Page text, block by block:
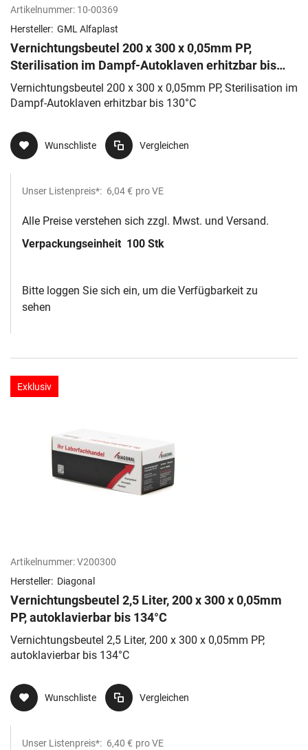
Artikelnummer: 10-00369
Hersteller: GML Alfaplast
Vernichtungsbeutel 200 x 300 x 0,05mm PP,
Sterilisation im Dampf-Autoklaven erhitzbar bis
130°C
Vernichtungsbeutel 200 x 300 x 0,05mm PP, Sterilisation im
Dampf-Autoklaven erhitzbar bis 130°C
Wunschliste Vergleichen
Unser Listenpreis*: 6,04 € pro VE
Alle Preise verstehen sich zzgl. Mwst. und Versand.
Verpackungseinheit 100 Stk
Bitte loggen Sie sich ein, um die Verfügbarkeit zu
sehen
Exklusiv
Artikelnummer:V200300
Hersteller: Diagonal
Vernichtungsbeutel 2,5 Liter, 200 x 300 x 0,05mm
PP, autoklavierbar bis 134°C
Vernichtungsbeutel 2,5 Liter, 200 x 300 x 0,05mm PP,
autoklavierbar bis 134°C
Wunschliste Vergleichen
Unser Listenpreis*: 6,40 € pro VE